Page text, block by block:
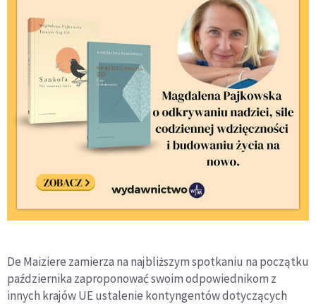
De Maiziere zamierza na najbliższym spotkaniu na początku
października zaproponować swoim odpowiednikom z
innych krajów UE ustalenie kontyngentów dotyczących